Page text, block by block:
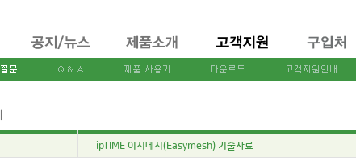
ipTIME 이지메시(Easymesh) 기술자료